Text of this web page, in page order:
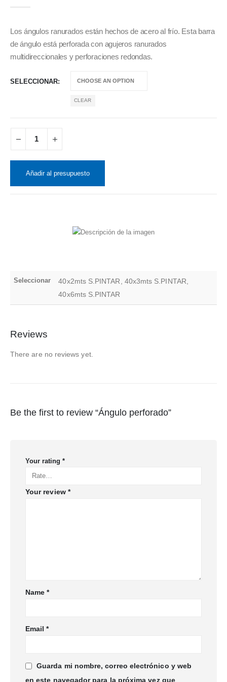
Los ángulos ranurados están hechos de acero al frío. Esta barra
de ángulo está perforada con agujeros ranurados
multidireccionales y perforaciones redondas.
SELECCIONAR
CLEAR
Añadir al presupuesto
Seleccionar
40x2mts S.PINTAR, 40x3mts S.PINTAR,
40x6mts S.PINTAR
Reviews
There are no reviews yet.
Be the first to review “Ángulo perforado”
Your rating *
Your review *
Name*
Email*
Guarda mi nombre, correo electrónico y web
en este navegador para la próxima vez que